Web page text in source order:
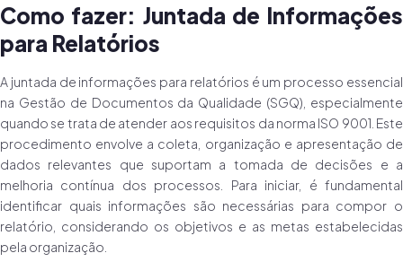
Como fazer: Juntada de Informações
para Relatórios
A juntada de informações para relatórios é um processo essencial
na Gestão de Documentos da Qualidade (SGQ), especialmente
quando se trata de atender aos requisitos da norma ISO 9001. Este
procedimento envolve a coleta, organização e apresentação de
dados relevantes que suportam a tomada de decisões e a
melhoria contínua dos processos. Para iniciar, é fundamental
identificar quais informações são necessárias para compor o
relatório, considerando os objetivos e as metas estabelecidas
pela organização.